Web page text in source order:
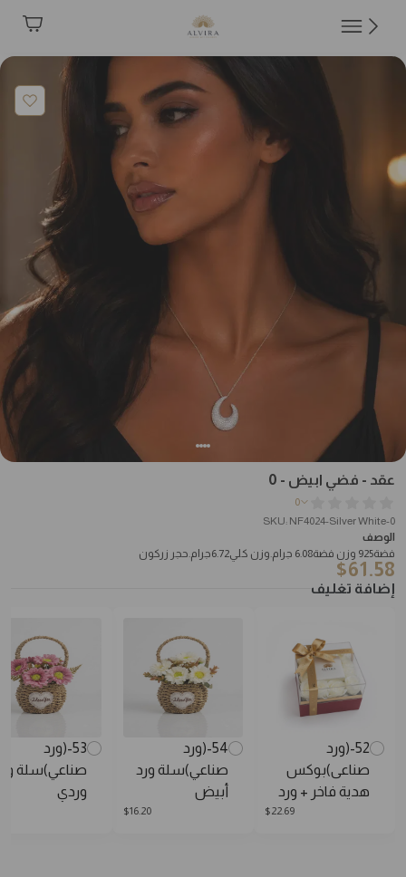
عقد - فضي ابيض - 0
0
SKU: NF4024-Silver White-0
الوصف
فضة925 وزن فضة6.08 جرام.وزن كلي6.72جرام.حجر زركون
61.58
$
إضافة تغليف
52-(ورد
صناعى)بوكس
هدية فاخر + ورد
22.69
$
54-(ورد
صناعي)سلة ورد
أبيض
16.20
$
53-(ورد
صناعي)سلة
وردي